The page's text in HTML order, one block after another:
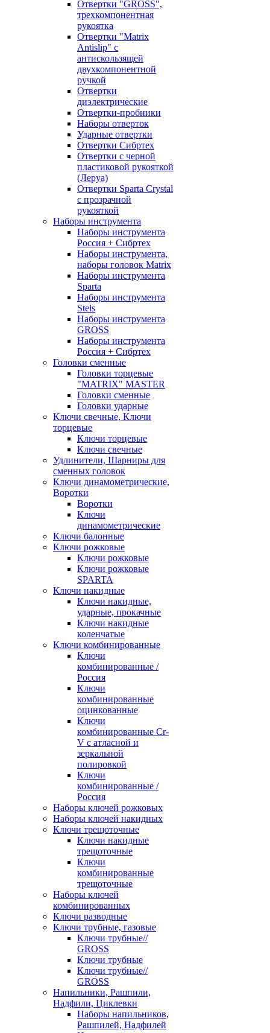
Отвертки "GROSS",
трехкомпонентная
рукоятка
Отвертки "Matrix
Antislip" с
антискользящей
двухкомпонентной
ручкой
Отвертки
диэлектрические
Отвертки-пробники
Наборы отверток
Ударные отвертки
Отвертки Сибртех
Отвертки с черной
пластиковой рукояткой
(Леруа)
Отвертки Sparta Сrystal
c прозрачной
рукояткой
Наборы инструмента
Наборы инструмента
Россия + Сибртех
Наборы инструмента,
наборы головок Matrix
Наборы инструмента
Sparta
Наборы инструмента
Stels
Наборы инструмента
GROSS
Наборы инструмента
Россия + Сибртех
Головки сменные
Головки торцевые
"MATRIX" MASTER
Головки сменные
Головки ударные
Ключи свечные, Ключи
торцевые
Ключи торцевые
Ключи свечные
Удлинители, Шарниры для
сменных головок
Ключи динамометрические,
Воротки
Воротки
Ключи
динамометрические
Ключи балонные
Ключи рожковые
Ключи рожковые
Ключи рожковые
SPARTA
Ключи накидные
Ключи накидные,
ударные, прокачные
Ключи накидные
коленчатые
Ключи комбинированные
Ключи
комбинированные /
Россия
Ключи
комбинированные
оцинкованные
Ключи
комбинированные Cr-
V с атласной и
зеркальной
полировкой
Ключи
комбинированные /
Россия
Наборы ключей рожковых
Наборы ключей накидных
Ключи трещоточные
Ключи накидные
трещоточные
Ключи
комбинированные
трещоточные
Наборы ключей
комбинированных
Ключи разводные
Ключи трубные, газовые
Ключи трубные//
GROSS
Ключи трубные
Ключи трубные//
GROSS
Напильники, Рашпили,
Надфили, Циклевки
Наборы напильников,
Рашпилей, Надфилей